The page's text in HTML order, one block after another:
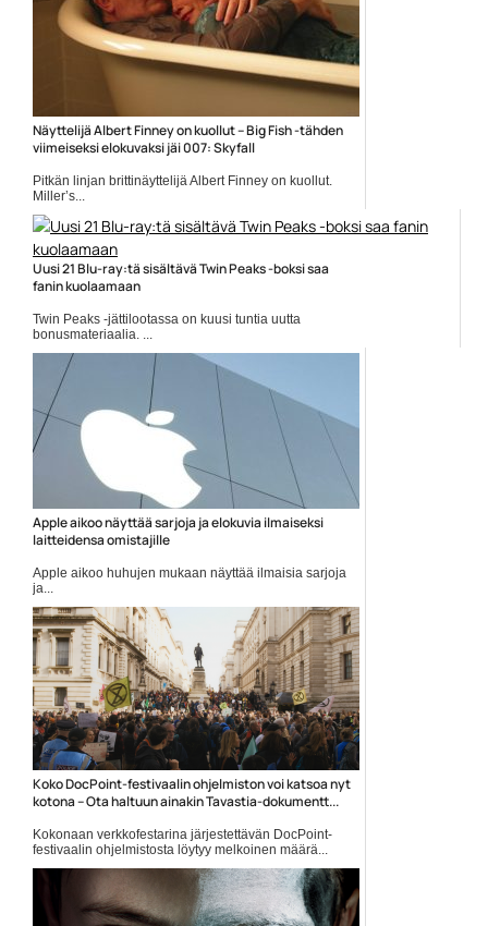
Näyttelijä Albert Finney on kuollut – Big Fish -tähden
viimeiseksi elokuvaksi jäi 007: Skyfall
Pitkän linjan brittinäyttelijä Albert Finney on kuollut.
Miller’s...
Albert Finney
Uusi 21 Blu-ray:tä sisältävä Twin Peaks -boksi saa
fanin kuolaamaan
Twin Peaks -jättilootassa on kuusi tuntia uutta
bonusmateriaalia. ...
David Lynch
Apple aikoo näyttää sarjoja ja elokuvia ilmaiseksi
laitteidensa omistajille
Apple aikoo huhujen mukaan näyttää ilmaisia sarjoja
ja...
Apple
Koko DocPoint-festivaalin ohjelmiston voi katsoa nyt
kotona – Ota haltuun ainakin Tavastia-dokumentt...
Kokonaan verkkofestarina järjestettävän DocPoint-
festivaalin ohjelmistosta löytyy melkoinen määrä...
DocPoint